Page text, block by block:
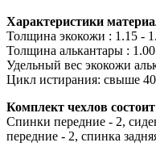
Характеристики
Толщина экокожи : 1.15 -
Толщина алькантары :
Удельный вес экокожи
Цикл истирания: свыше
Комплект чехлов
Спинки передние - 2,
передние - 2, спинка